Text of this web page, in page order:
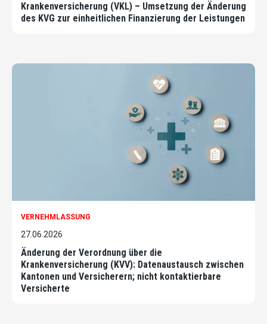
Krankenversicherung (VKL) – Umsetzung der Änderung
des KVG zur einheitlichen Finanzierung der Leistungen
VERNEHMLASSUNG
27.06.2026
Änderung der Verordnung über die
Krankenversicherung (KVV): Datenaustausch zwischen
Kantonen und Versicherern; nicht kontaktierbare
Versicherte